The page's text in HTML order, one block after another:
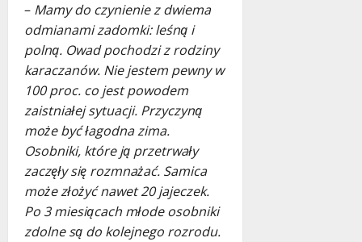
– Mamy do czynienie z dwiema
odmianami zadomki: leśną i
polną. Owad pochodzi z rodziny
karaczanów. Nie jestem pewny w
100 proc. co jest powodem
zaistniałej sytuacji. Przyczyną
może być łagodna zima.
Osobniki, które ją przetrwały
zaczęły się rozmnażać. Samica
może złożyć nawet 20 jajeczek.
Po 3 miesiącach młode osobniki
zdolne są do kolejnego rozrodu.